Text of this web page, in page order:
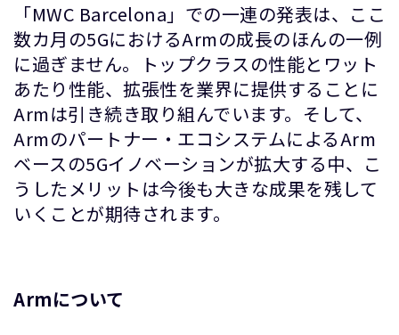
「MWC Barcelona」での一連の発表は、ここ
数カ月の5GにおけるArmの成長のほんの一例
に過ぎません。トップクラスの性能とワット
あたり性能、拡張性を業界に提供することに
Armは引き続き取り組んでいます。そして、
Armのパートナー・エコシステムによるArm
ベースの5Gイノベーションが拡大する中、こ
うしたメリットは今後も大きな成果を残して
いくことが期待されます。
Armについて